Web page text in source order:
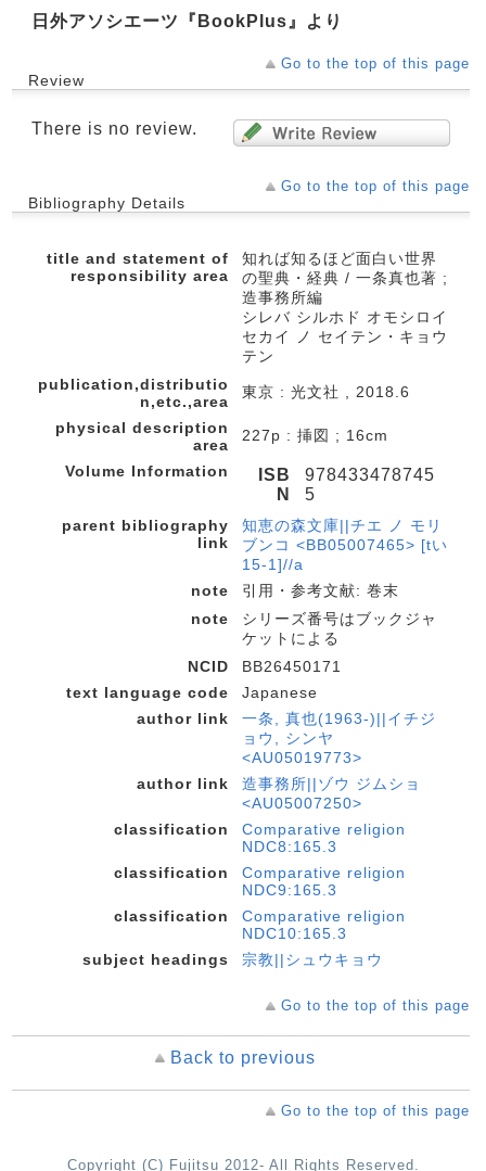
日外アソシエーツ『BookPlus』より
Go to the top of this page
Review
There is no review.
Go to the top of this page
Bibliography Details
title and statement of
responsibility area
知れば知るほど面白い世界
の聖典・経典 / 一条真也著 ;
造事務所編
シレバ シルホド オモシロイ
セカイ ノ セイテン・キョウ
テン
publication,distributio
n,etc.,area
東京 : 光文社 , 2018.6
physical description
area
227p : 挿図 ; 16cm
Volume Information
ISB
N
978433478745
5
parent bibliography
link
知恵の森文庫||チエ ノ モリ
ブンコ <BB05007465> [tい
15-1]//a
note
引用・参考文献: 巻末
note
シリーズ番号はブックジャ
ケットによる
NCID
BB26450171
text language code
Japanese
author link
一条, 真也(1963-)||イチジ
ョウ, シンヤ
<AU05019773>
author link
造事務所||ゾウ ジムショ
<AU05007250>
classification
Comparative religion
NDC8:165.3
classification
Comparative religion
NDC9:165.3
classification
Comparative religion
NDC10:165.3
subject headings
宗教||シュウキョウ
Go to the top of this page
Back to previous
Go to the top of this page
Copyright (C) Fujitsu 2012- All Rights Reserved.